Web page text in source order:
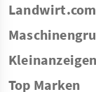
Landwirt.com
Kleinanzeigen
Top Marken